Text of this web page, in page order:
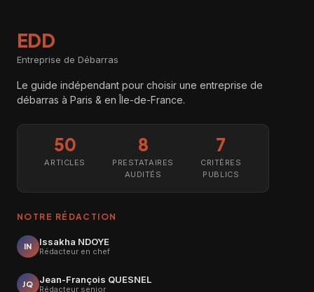
EDD
Entreprise de Débarras
Le guide indépendant pour choisir une entreprise de
débarras à Paris & en Île-de-France.
50
ARTICLES
8
PRESTATAIRES
AUDITÉS
7
CRITÈRES
PUBLICS
NOTRE RÉDACTION
IN Issakha NDOYE
Rédacteur en chef
JQ Jean-François QUESNEL
Rédacteur senior